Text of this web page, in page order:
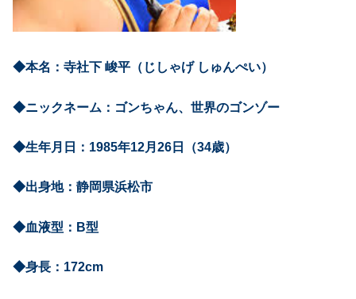
◆本名：寺社下 峻平（じしゃげ しゅんぺい）
◆ニックネーム：ゴンちゃん、世界のゴンゾー
◆生年月日：1985年12月26日（34歳）
◆出身地：静岡県浜松市
◆血液型：B型
◆身長：172cm